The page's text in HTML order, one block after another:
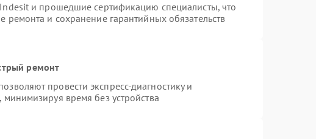
и прошедшие сертификацию специалисты, что
ремонта и сохранение гарантийных обязательств
ремонт
провести экспресс-диагностику и
время без устройства